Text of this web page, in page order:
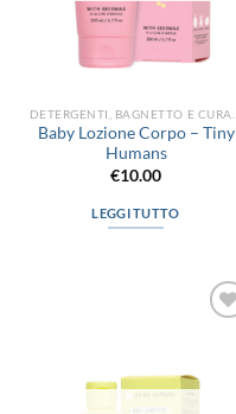
Baby Lozione Corpo – Tiny
Humans
€10.00
LEGGI TUTTO
desideri